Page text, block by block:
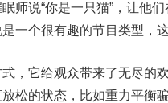
师说“你是一只猫”，让他
一个很有趣的节目类型，这
，它给观众带来了无尽的
松的状态，比如重力平衡骗